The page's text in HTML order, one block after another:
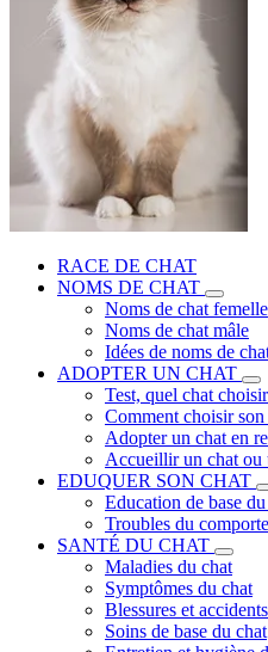
RACE DE CHAT
NOMS DE CHAT
Noms de chat femelle
Noms de chat mâle
Idées de noms de
ADOPTER UN CHAT
Test, quel chat
Comment choisir son
Adopter un chat en
Accueillir un chat ou
EDUQUER SON CHAT
Education de base
Troubles du
SANTÉ DU CHAT
Maladies du chat
Symptômes du chat
Blessures et
Soins de base du chat